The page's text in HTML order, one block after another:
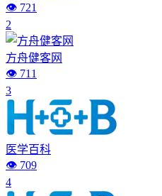
👁️ 721
2
方舟健客网
👁️ 711
3
医学百科
👁️ 709
4